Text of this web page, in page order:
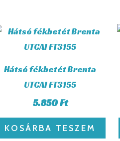
Hátsó fékbetét Brenta
UTCAI FT3155
5.850Ft
KOSÁRBA TESZEM